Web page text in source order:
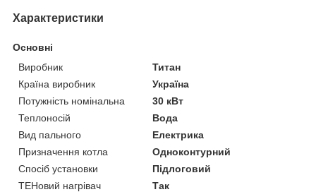
Характеристики
Основні
Виробник
Титан
Країна виробник
Україна
Потужність номінальна
30 кВт
Теплоносій
Вода
Вид пального
Електрика
Призначення котла
Одноконтурний
Спосіб установки
Підлоговий
ТЕНовий нагрівач
Так